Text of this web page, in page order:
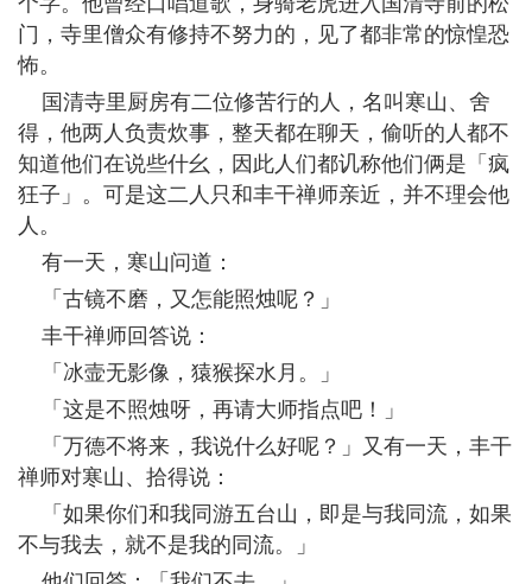
门，寺里僧众有修持不努力的，见了都非常的惊惶恐
怖。
国清寺里厨房有二位修苦行的人，名叫寒山、舍
得，他两人负责炊事，整天都在聊天，偷听的人都不
知道他们在说些什幺，因此人们都讥称他们俩是「疯
狂子」。可是这二人只和丰干禅师亲近，并不理会他
人。
有一天，寒山问道：
「古镜不磨，又怎能照烛呢？」
丰干禅师回答说：
「冰壸无影像，猿猴探水月。」
「这是不照烛呀，再请大师指点吧！」
「万德不将来，我说什么好呢？」又有一天，丰干
禅师对寒山、拾得说：
「如果你们和我同游五台山，即是与我同流，如果
不与我去，就不是我的同流。」